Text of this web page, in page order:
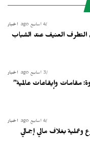
أخبار 4 أسابيع ago
التطرف العنيف عند الشباب
أخبار 3 أسابيع ago
مقامات وإيقاعات عالمية”
أخبار 4 أسابيع ago
على 65 مشروع وعملية بغلاف مالي إجمالي